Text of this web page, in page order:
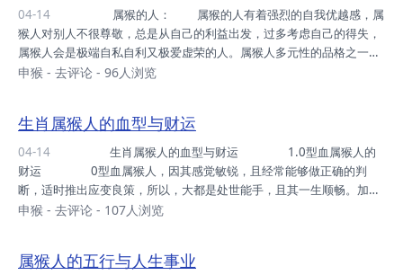
卖 属马的人在蛇年最合适的买卖 属蛇的人在蛇年最合适的买卖 属龙的
人在蛇年最合适的买卖 属兔的人在...
04-14
猴人对别人不很尊敬，总是从自己的利益出发，过多考虑自己的得失，
属猴人会是极端自私自利又极爱虚荣的人。属猴人多元性的品格之一是
坚定性。一味指责、批评、惩罚属猴人的办法不但不起作用，反而使情
很难赢得人们的信任。 属猴的女人： 属猴的女人擅长交际，
说话得体，很会活跃气氛。善解人意，攻于心计，用自己的精明算计去
驾驭他人。她们从不轻易舍财，她的要求很高，近乎苛刻。属猴的女人
英姿焕发，极富自然魅力，会成为社交场...
申猴 - 去评论 - 96人浏览
生肖属猴人的血型与财运
04-14
财运 0型血属猴人，因其感觉敏锐，且经常能够做正确的判
断，适时推出应变良策，所以，大都是处世能手，且其一生顺畅。加上
命宮中财星高照，人生中常有财利可图。可惜由于缺乏耐心，而且生性
毅力和精神，但他们反应快，且能见机行事。面对财机，当别人尚在犹
申猴 - 去评论 - 107人浏览
属猴人的五行与人生事业